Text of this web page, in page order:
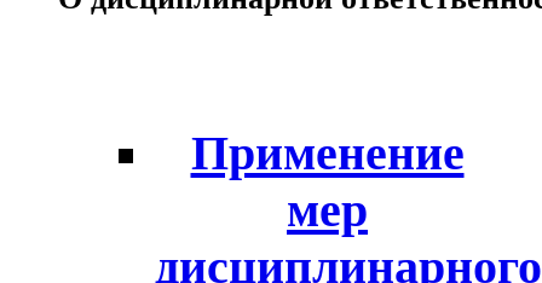
Применение
мер
дисциплинарного